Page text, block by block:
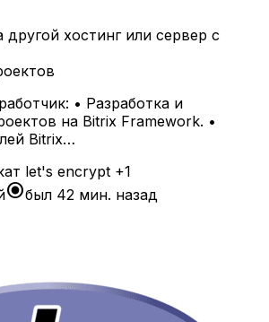
другой хостинг или сервер с
• Разработка и
на Bitrix Framework. •
Bitrix…
let's encrypt +1
radio_button_checkedбыл 42 мин. назад